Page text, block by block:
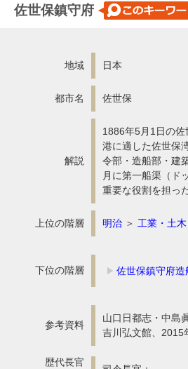
佐世保鎮守府
地域 日本
都市名 佐世保
解説
1886年5月1日の
港に適した佐世保
令部・造船部・建
月に第一船渠（ド
重要な役割を担った
上位の階層 明治 ＞ 工業・土
下位の階層 佐世保鎮守府
参考資料
山口日都志・中島
吉川弘文館、2015
歴代長官